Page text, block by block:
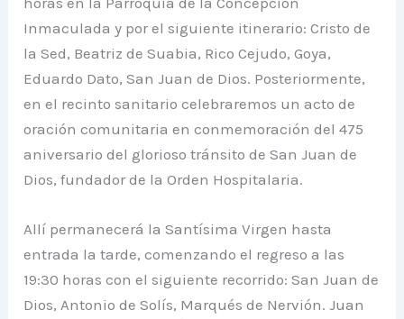
Inmaculada y por el siguiente itinerario: Cristo de
la Sed, Beatriz de Suabia, Rico Cejudo, Goya,
Eduardo Dato, San Juan de Dios. Posteriormente,
en el recinto sanitario celebraremos un acto de
oración comunitaria en conmemoración del 475
aniversario del glorioso tránsito de San Juan de
Dios, fundador de la Orden Hospitalaria.
Allí permanecerá la Santísima Virgen hasta
entrada la tarde, comenzando el regreso a las
19:30 horas con el siguiente recorrido: San Juan de
Dios, Antonio de Solís, Marqués de Nervión. Juan